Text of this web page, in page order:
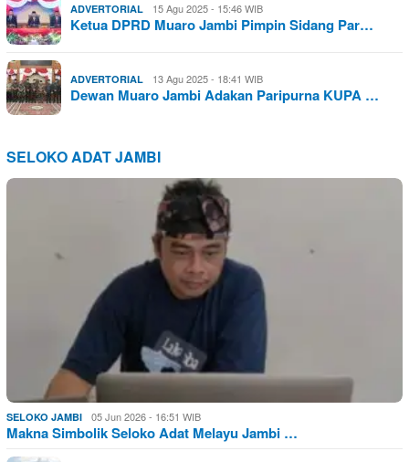
ADVERTORIAL 15 Agu 2025 - 15:46 WIB
Ketua DPRD Muaro Jambi Pimpin Sidang Par…
ADVERTORIAL 13 Agu 2025 - 18:41 WIB
Dewan Muaro Jambi Adakan Paripurna KUPA …
SELOKO ADAT JAMBI
SELOKO JAMBI 05 Jun 2026 - 16:51 WIB
Makna Simbolik Seloko Adat Melayu Jambi …